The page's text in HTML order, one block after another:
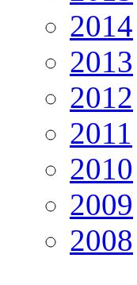
2014
2013
2012
2011
2010
2009
2008